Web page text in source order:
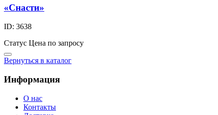
«Снасти»
ID: 3638
Статус Цена по запросу
Вернуться в каталог
Информация
О нас
Контакты